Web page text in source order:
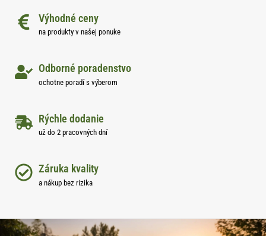
Výhodné ceny
na produkty v našej ponuke
Odborné poradenstvo
ochotne poradí s výberom
Rýchle dodanie
už do 2 pracovných dní
Záruka kvality
a nákup bez rizika